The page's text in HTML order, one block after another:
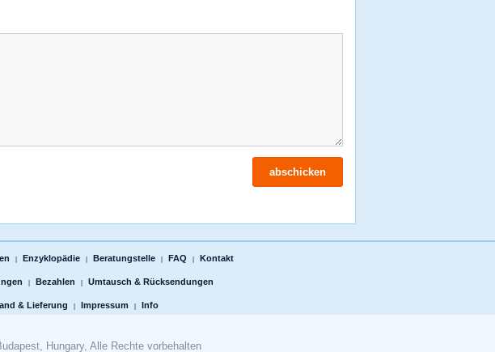
| Enzyklopädie | Beratungstelle | FAQ | Kontakt
| Bezahlen | Umtausch & Rücksendungen
& Lieferung | Impressum | Info
Hungary, Alle Rechte vorbehalten